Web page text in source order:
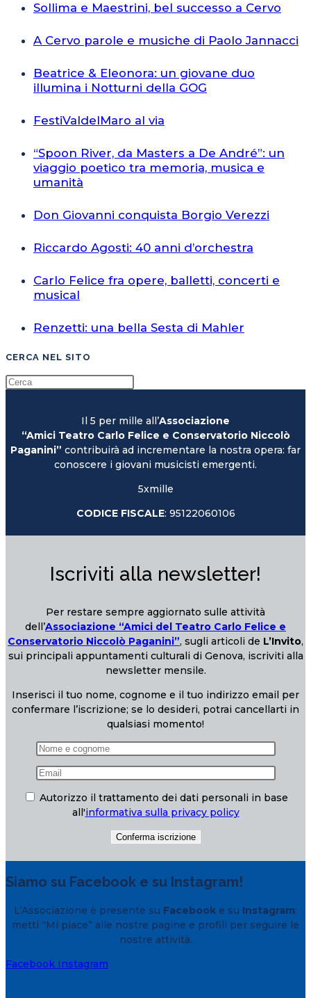
Sollima e Maestrini, bel successo a Cervo
A Cervo parole e musiche di Paolo Jannacci
Beatrice & Eleonora: un giovane duo
illumina i Notturni della GOG
FestiValdelMaro al via
“Spoon River, da Masters a De André”: un
viaggio poetico tra memoria, musica e
umanità
Don Giovanni conquista Borgio Verezzi
Riccardo Agosti: 40 anni d’orchestra
Carlo Felice fra opere, balletti, concerti e
musical
Renzetti: una bella Sesta di Mahler
CERCA NEL SITO
Il 5 per mille all’Associazione
“Amici Teatro Carlo Felice e Conservatorio Niccolò
Paganini” contribuirà ad incrementare la nostra opera: far
conoscere i giovani musicisti emergenti.
5xmille
CODICE FISCALE: 95122060106
Iscriviti alla newsletter!
Per restare sempre aggiornato sulle attività
dell’Associazione “Amici del Teatro Carlo Felice e
Conservatorio Niccolò Paganini”, sugli articoli de L’Invito,
sui principali appuntamenti culturali di Genova, iscriviti alla
newsletter mensile.
Inserisci il tuo nome, cognome e il tuo indirizzo email per
confermare l’iscrizione; se lo desideri, potrai cancellarti in
qualsiasi momento!
Autorizzo il trattamento dei dati personali in base
all'informativa sulla privacy policy
Siamo su Facebook e su Instagram!
L’Associazione è presente su Facebook e su Instagram:
metti “Mi piace” alle nostre pagine e profili per seguire le
nostre attività.
Facebook Instagram